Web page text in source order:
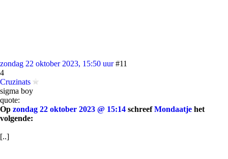
zondag 22 oktober 2023, 15:50 uur #11
4
Cruzinats
sigma boy
quote:
Op zondag 22 oktober 2023 @ 15:14 schreefMondaatje het
volgende:
[..]